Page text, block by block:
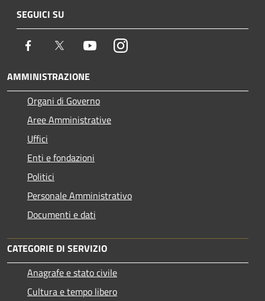
SEGUICI SU
Facebook Twitter YoutubeInstagram
AMMINISTRAZIONE
Organi di Governo
Aree Amministrative
Uffici
Enti e fondazioni
Politici
Personale Amministrativo
Documenti e dati
CATEGORIE DI SERVIZIO
Anagrafe e stato civile
Cultura e tempo libero